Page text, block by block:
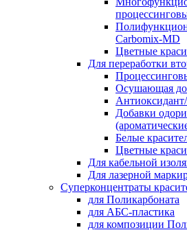
Carbomix-MD
Цветные
Для переработки
Осушающая
Добавки
Белые
Цветные
Для кабельной
Для лазерной
Суперконцентраты
для Поликарбоната
для АБС-пластика
для композиции